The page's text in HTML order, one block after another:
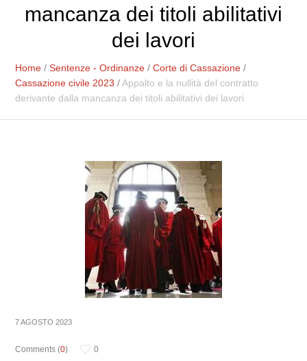
mancanza dei titoli abilitativi
dei lavori
Home /Sentenze - Ordinanze /Corte di Cassazione /
Cassazione civile 2023 /Appalto e la nullità del contratto
derivante dalla mancanza dei titoli abilitativi dei lavori
7 AGOSTO 2023
Comments (0)
0